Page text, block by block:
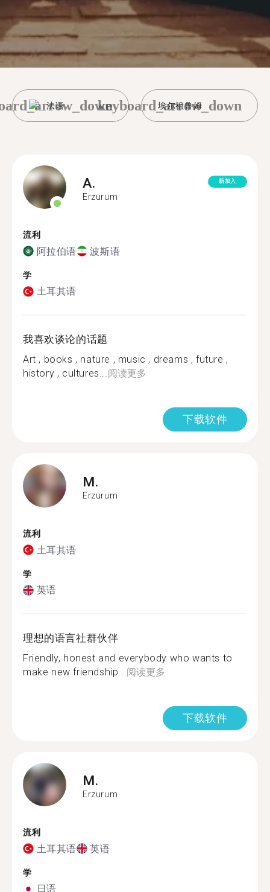
法语 埃尔祖鲁姆
keyboard_arrow_down
A.
Erzurum
新加入
流利
阿拉伯语 波斯语
学
土耳其语
我喜欢谈论的话题
Art , books , nature , music , dreams , future ,
history , cultures...阅读更多
下载软件
M.
Erzurum
流利
土耳其语
学
英语
理想的语言社群伙伴
Friendly, honest and everybody who wants to
make new friendship...阅读更多
下载软件
M.
Erzurum
流利
土耳其语 英语
学
日语